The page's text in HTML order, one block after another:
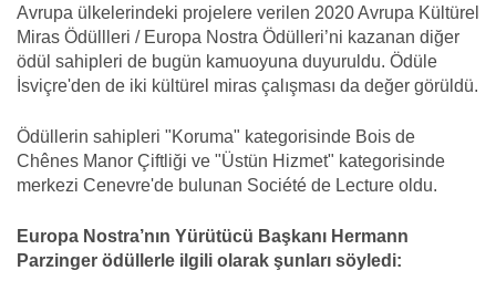
Avrupa ülkelerindeki projelere verilen 2020 Avrupa Kültürel
Miras Ödüllleri / Europa Nostra Ödülleri’ni kazanan diğer
ödül sahipleri de bugün kamuoyuna duyuruldu. Ödüle
İsviçre'den de iki kültürel miras çalışması da değer görüldü.
Ödüllerin sahipleri "Koruma" kategorisinde Bois de
Chênes Manor Çiftliği ve "Üstün Hizmet" kategorisinde
merkezi Cenevre'de bulunan Société de Lecture oldu.
Europa Nostra’nın Yürütücü Başkanı Hermann
Parzinger ödüllerle ilgili olarak şunları söyledi: